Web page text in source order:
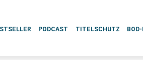
PODCAST TITELSCHUTZ